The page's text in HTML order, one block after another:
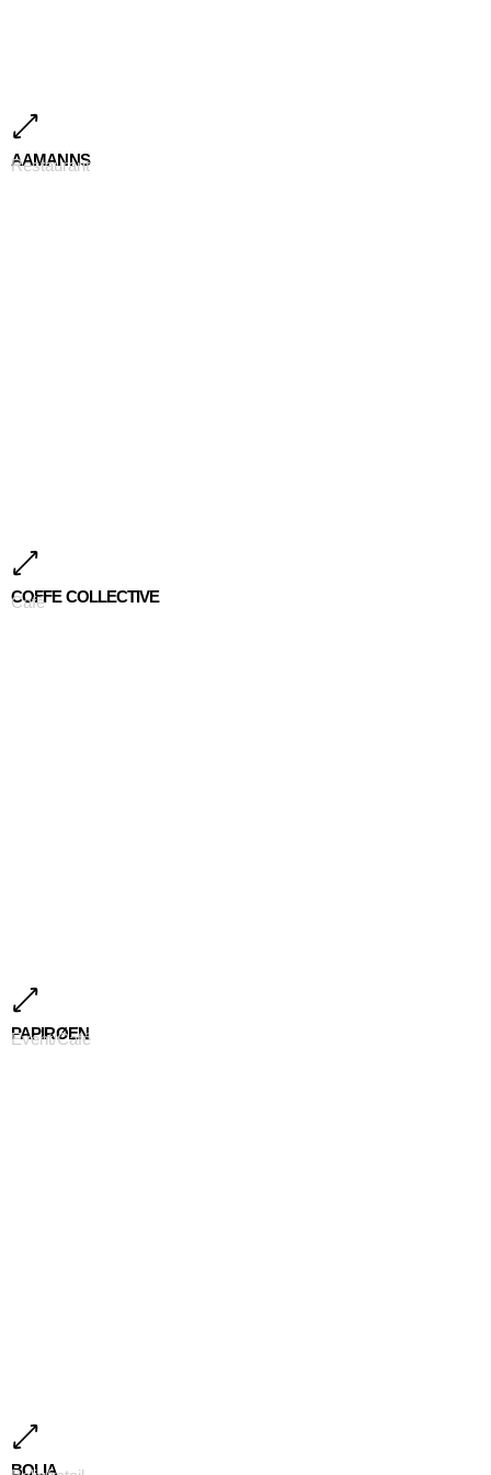
AAMANNS
Restaurant
COFFE COLLECTIVE
Café
PAPIRØEN
Event/Café
BOLIA